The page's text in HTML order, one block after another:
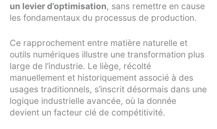
un levier d’optimisation, sans remettre en cause
les fondamentaux du processus de production.
Ce rapprochement entre matière naturelle et
outils numériques illustre une transformation plus
large de l’industrie. Le liège, récolté
manuellement et historiquement associé à des
usages traditionnels, s’inscrit désormais dans une
logique industrielle avancée, où la donnée
devient un facteur clé de compétitivité.